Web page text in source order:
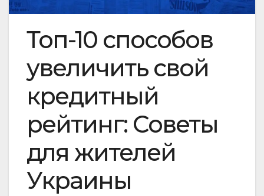
Топ-10 способов
увеличить свой
кредитный
рейтинг: Советы
для жителей
Украины